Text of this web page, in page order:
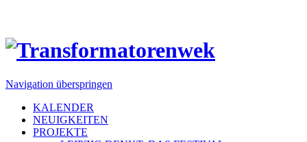
Navigation überspringen
KALENDER
NEUIGKEITEN
PROJEKTE